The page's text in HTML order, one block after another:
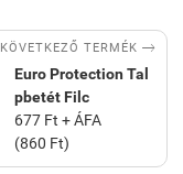
KÖVETKEZŐ TERMÉK 
Euro Protection Tal
pbetét Filc
677 Ft + ÁFA
(860 Ft)